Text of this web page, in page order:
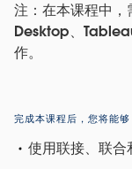
注：在本课程中
Desktop、
作。
完成本课程后，您将能够
使用联接、联合